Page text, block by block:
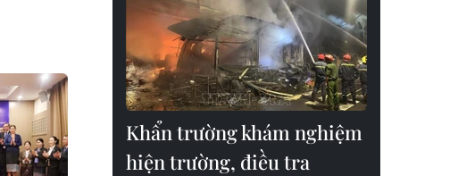
Khẩn trường khám nghiệm
hiện trường, điều tra